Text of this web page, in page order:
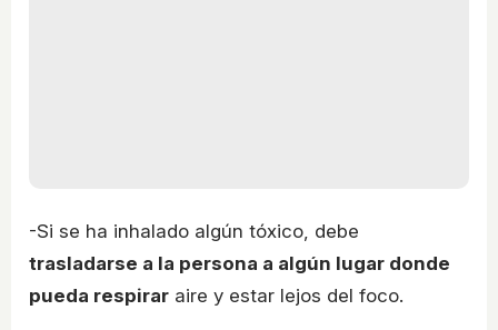
-Si se ha inhalado algún tóxico, debe
trasladarse a la persona a algún lugar donde
pueda respirar aire y estar lejos del foco.